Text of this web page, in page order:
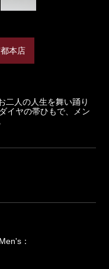
本店
二人の人生を舞い踊り
イヤの帯ひもで、メン
：